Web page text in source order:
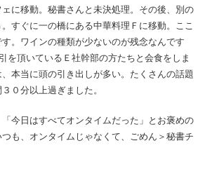
に移動。秘書さんと未決処理。その後、別の
すぐに一の橋にある中華料理Ｆに移動。ここ
。ワインの種類が少ないのが残念なんです
を頂いているＥ社幹部の方たちと会食をしま
本当に頭の引き出しが多い。たくさんの話題
０分以上過ぎました。
今日はすべてオンタイムだった」とお褒めの
も、オンタイムじゃなくて、ごめん＞秘書チ